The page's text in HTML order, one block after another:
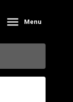
Menu